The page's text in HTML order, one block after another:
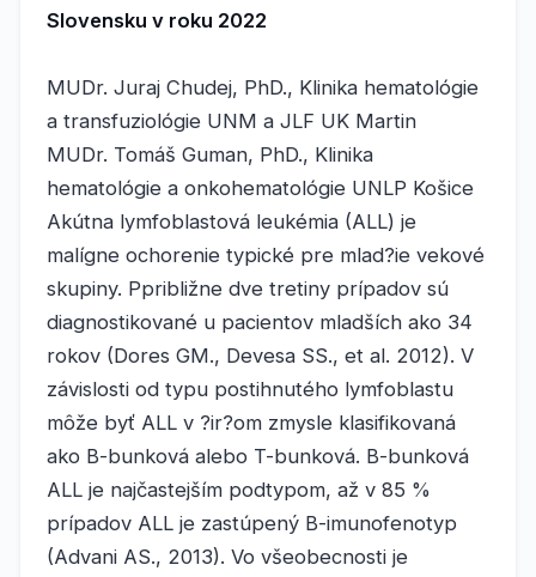
Slovensku v roku 2022
MUDr. Juraj Chudej, PhD., Klinika hematológie
a transfuziológie UNM a JLF UK Martin
MUDr. Tomáš Guman, PhD., Klinika
hematológie a onkohematológie UNLP Košice
Akútna lymfoblastová leukémia (ALL) je
malígne ochorenie typické pre mlad?ie vekové
skupiny. Ppribližne dve tretiny prípadov sú
diagnostikované u pacientov mladších ako 34
rokov (Dores GM., Devesa SS., et al. 2012). V
závislosti od typu postihnutého lymfoblastu
môže byť ALL v ?ir?om zmysle klasifikovaná
ako B-bunková alebo T-bunková. B-bunková
ALL je najčastejším podtypom, až v 85 %
prípadov ALL je zastúpený B-imunofenotyp
(Advani AS., 2013). Vo všeobecnosti je